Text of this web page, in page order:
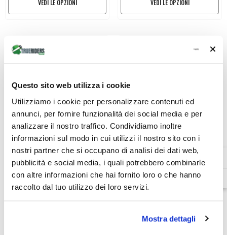
Questo sito web utilizza i cookie
Utilizziamo i cookie per personalizzare contenuti ed
annunci, per fornire funzionalità dei social media e per
analizzare il nostro traffico. Condividiamo inoltre
informazioni sul modo in cui utilizzi il nostro sito con i
nostri partner che si occupano di analisi dei dati web,
pubblicità e social media, i quali potrebbero combinarle
con altre informazioni che hai fornito loro o che hanno
raccolto dal tuo utilizzo dei loro servizi.
Mostra dettagli
VEDI LE OPZIONI VEDI LE OPZIONI
Venditore:
ELEVEIT MOTOBOOTS
ELEVEIT MOTOBOOTS - Cinghia
Destra Ricambio Nero X LEGEND
€4,90
Venditore:
Dainese
Giacca Estiva Protettiva Dainese
Lisbona Air Tex Jacket WMN
€209,00 €156,75